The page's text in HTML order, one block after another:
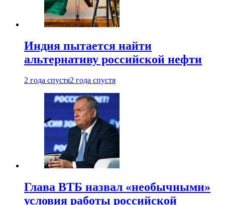
Индия пытается найти
альтернативу российской нефти
2 года спустя2 года спустя
Глава ВТБ назвал «необычными»
условия работы российской